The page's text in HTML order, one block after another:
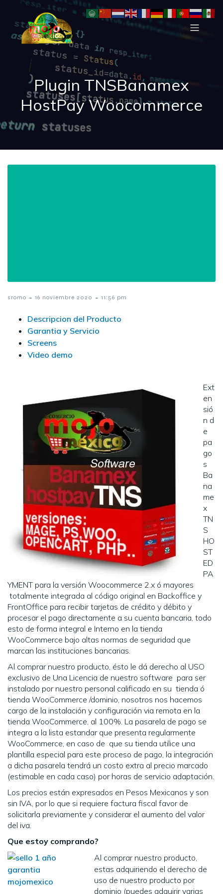
Plugin TNSBanamex
HostPay Woocommerce
sromo - 16 noviembre 2020 - 11:56 pm
Descripcion del Producto
Garantia y Servicio
Screens
Video demo
Ext
en
sió
n d
e
pa
go
s
Ba
na
me
x
TN
S
HO
ST
ED
PA
YMENT para la versión Woocommerce 2.x ó mayores
totalmente integrada al código original en Backoffice y
FrontOffice para recibir tarjetas de crédito y débito y
procesar el pago directamente a su cuenta bancaria, todo
esto de forma integral e Interno en la tienda
WooCommerce bajo altas normas de seguridad que
marcan las instituciones bancarias.
Al comprar nuestro producto, ésto le dá derecho al USO
exclusivo de Una Licencia de nuestro software para ser
instalado por nuestro personal calificado en su tienda ó
tienda WooCommerce /dominio, nosotros nos hacemos
cargo de la instalación y configuración via remota en la
tienda WooCommerce, al 100%. La pasarela de pago se
integra a la lista estandar que presenta regularmente
WooCommerce, en caso de que su tienda utilice una
plantilla especial para este proceso de pago, la integración
a dicha pasarela tendrá un costo extra al precio marcado
(estimable en cada caso) por horas de servicio adaptación.
Los precios están expresados en Pesos Mexicanos y son
sin IVA, por lo que si requiere factura fiscal favor de
solicitarla previamente y considerar el aumento del valor
del iva.
Que estoy comprando?
Al comprar nuestro producto,
estas adquiriendo el derecho de
uso de nuestro producto por
dominio (puedes adquirir varias